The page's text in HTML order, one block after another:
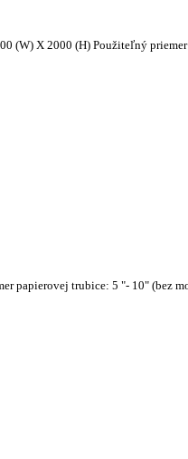
(W) X 2000 (H) Použiteľný
papierovej trubice: 5 "- 10" (bez